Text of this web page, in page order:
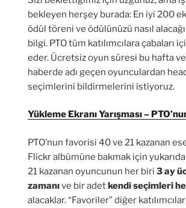
bekleyen herşey burada: En iyi 200
ödül töreni ve ödülünüzü nasıl
bilgi. PTO tüm katılımcılara çabaları
eder. Ücretsiz oyun süresi bu hafta
haberde adı geçen oyunculardan
seçimlerini bildirmelerini istiyoruz.
Yükleme Ekranı Yarışması –
PTO’nun favorisi 40 ve 21 kazanan
Flickr albümüne bakmak için
21 kazanan oyuncunun her biri 3 ay
zamanıve bir adetkendi seçimleri
alacaklar. “Favoriler” diğer